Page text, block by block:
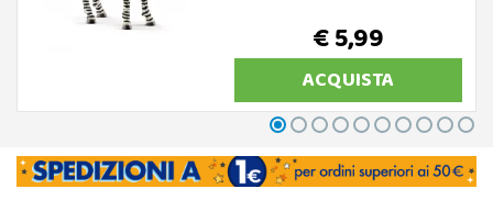
€ 5,99
ACQUISTA